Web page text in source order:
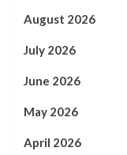
August 2026
July 2026
June 2026
May 2026
April 2026